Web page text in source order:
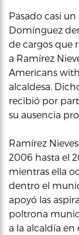
Pasado casi
Domínguez
de cargos que
a Ramírez
Americans
alcaldesa.
recibió por
su ausencia
Ramírez
2006 hasta el
mientras ella
dentro el
apoyó las
poltrona
a la alcaldía en